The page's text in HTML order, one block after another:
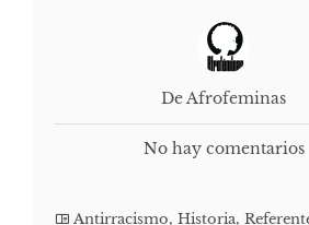
De Afrofeminas
No hay comentarios
Antirracismo, Historia,